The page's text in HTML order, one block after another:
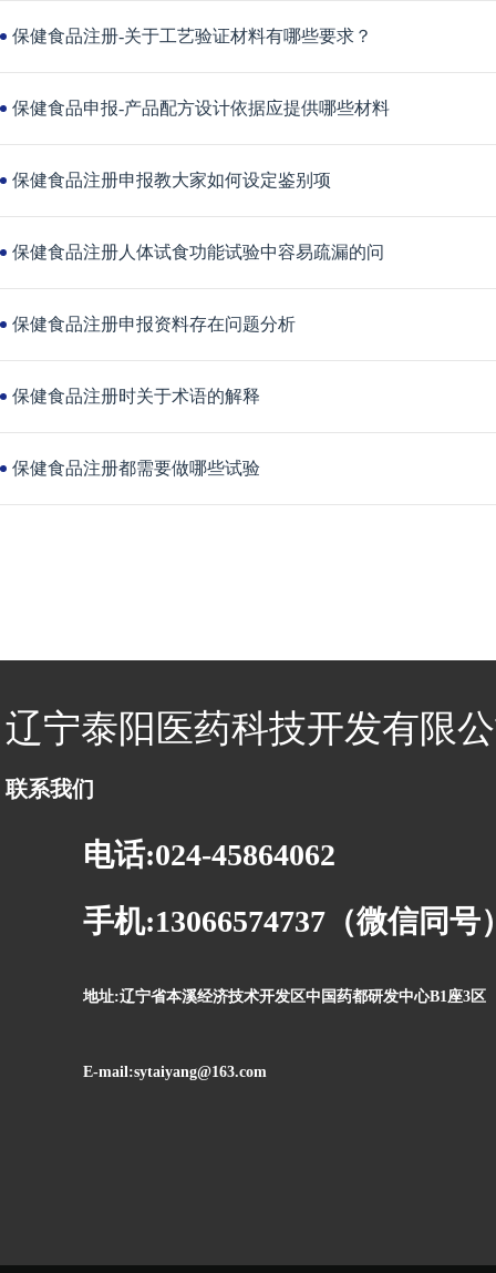
保健食品注册-关于工艺验证材料有哪些要求？
保健食品申报-产品配方设计依据应提供哪些材料
保健食品注册申报教大家如何设定鉴别项
保健食品注册人体试食功能试验中容易疏漏的问
保健食品注册申报资料存在问题分析
保健食品注册时关于术语的解释
保健食品注册都需要做哪些试验
辽宁泰阳医药科技开发有限
联系我们
电话:024-45864062
手机:13066574737（微信同号
地址:辽宁省本溪经济技术开发区中国药都研发中心B1座3区
E-mail:sytaiyang@163.com